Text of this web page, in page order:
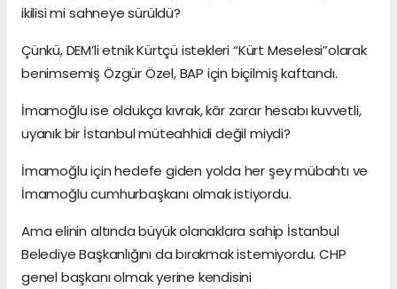
ikilisi mi sahneye sürüldü?
Çünkü, DEM’li etnik Kürtçü istekleri “Kürt Meselesi”olarak
benimsemiş Özgür Özel, BAP için biçilmiş kaftandı.
İmamoğlu ise oldukça kıvrak, kâr zarar hesabı kuvvetli,
uyanık bir İstanbul müteahhidi değil miydi?
İmamoğlu için hedefe giden yolda her şey mübahtı ve
İmamoğlu cumhurbaşkanı olmak istiyordu.
Ama elinin altında büyük olanaklara sahip İstanbul
Belediye Başkanlığını da bırakmak istemiyordu. CHP
genel başkanı olmak yerine kendisini